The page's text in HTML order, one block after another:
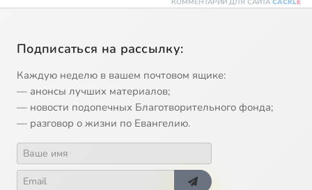
КОММЕНТАРИИ ДЛЯ САЙТА CACKLE
Подписаться на рассылку:
Каждую неделю в вашем почтовом ящике:
— анонсы лучших материалов;
— новости подопечных Благотворительного фонда;
— разговор о жизни по Евангелию.